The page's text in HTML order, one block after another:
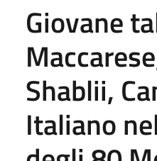
Giovane
Shablii,
Italiano